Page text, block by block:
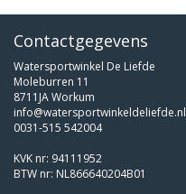
Contactgegevens
Watersportwinkel De Liefde
Moleburren 11
8711JA Workum
info@watersportwinkeldeliefde.nl
0031-515 542004
KVK nr: 94111952
BTW nr: NL866640204B01